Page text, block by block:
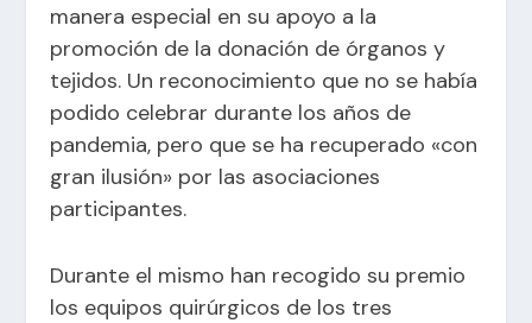
manera especial en su apoyo a la
promoción de la donación de órganos y
tejidos. Un reconocimiento que no se había
podido celebrar durante los años de
pandemia, pero que se ha recuperado «con
gran ilusión» por las asociaciones
participantes.
Durante el mismo han recogido su premio
los equipos quirúrgicos de los tres